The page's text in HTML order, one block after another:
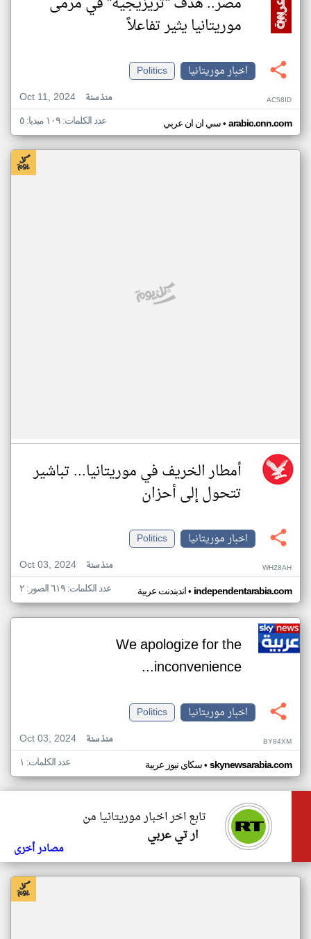
موريتانيا يثير تفاعلاً
اخبار موريتانيا
Politics
Oct 11, 2024
منذ سنة AC58ID
سي ان ان عربي• arabic.cnn.com عدد الكلمات: ١٠٩ ميديا: ٥
أمطار الخريف في موريتانيا... تباشير
تتحول إلى أحزان
اخبار موريتانيا
Politics
Oct 03, 2024
منذ سنة WH28AH
اندبندنت عربية• independentarabia.com عدد الكلمات: ٦١٩ الصور: ٢
We apologize for the
inconvenience...
اخبار موريتانيا
Politics
Oct 03, 2024
منذ سنة BY84XM
سكاي نيوز عربية• skynewsarabia.com عدد الكلمات: ١
تابع اخر اخبار موريتانيا من
ار تي عربي
مصادر أخرى